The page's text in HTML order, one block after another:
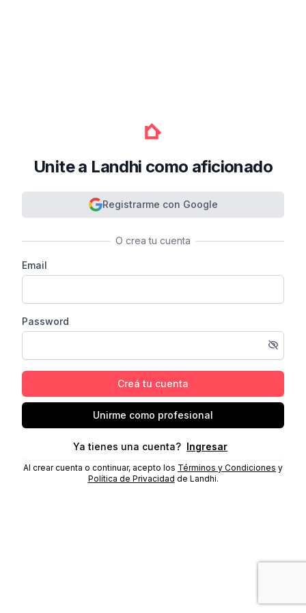
Unite a Landhi como aficionado
Registrarme con Google
O crea tu cuenta
Email
Password
Creá tu cuenta
Unirme como profesional
Ya tienes una cuenta? Ingresar
Al crear cuenta o continuar, acepto los Términos y Condiciones y
Política de Privacidad de Landhi.